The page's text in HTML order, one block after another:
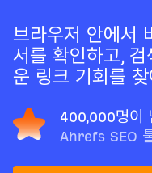
브라우저 안에서
서를 확인하고,
운 링크 기회를
400,000명이
Ahrefs SEO